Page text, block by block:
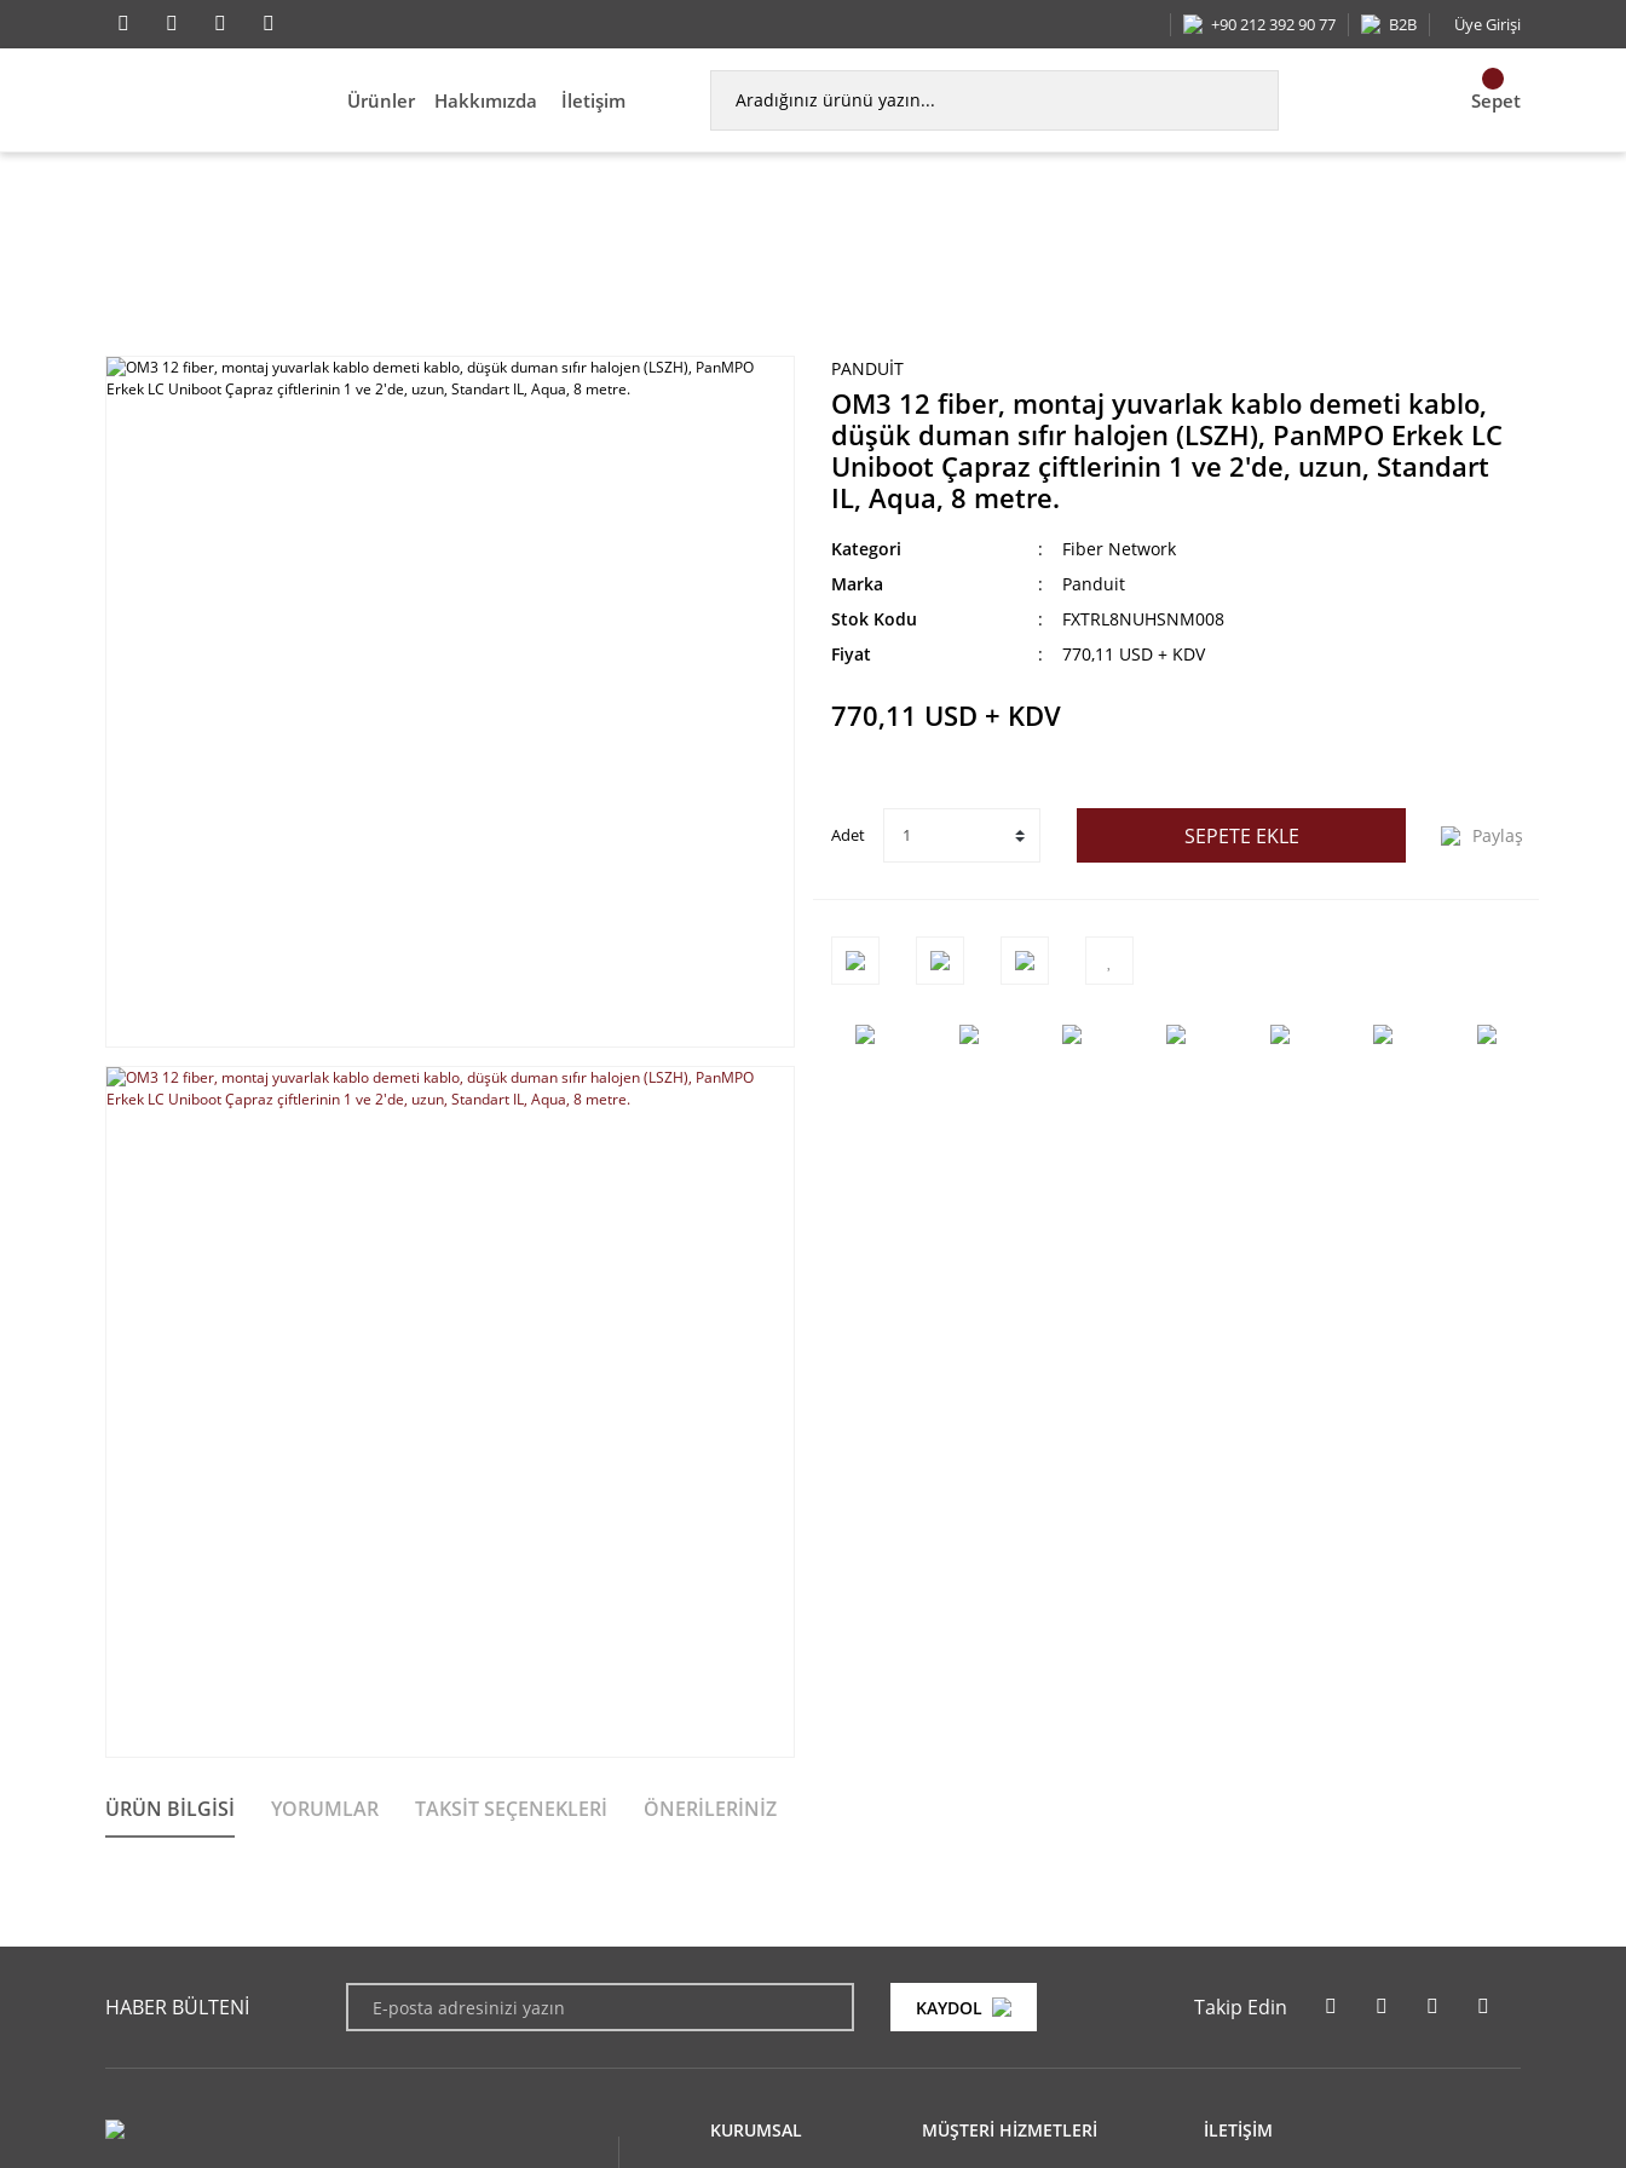
+90 212 392 90 77 B2B Üye Girişi
Ürünler Hakkımızda İletişim Sepet
PANDUIT
OM3 12 fiber, montaj yuvarlak kablo demeti kablo,
düşük duman sıfır halojen (LSZH), PanMPO Erkek LC
Uniboot Çapraz çiftlerinin 1 ve 2'de, uzun, Standart
IL, Aqua, 8 metre.
Kategori
Fiber Network
Marka
Panduit
Stok Kodu
FXTRL8NUHSNM008
Fiyat
770,11 USD + KDV
770,11 USD + KDV
Adet SEPETE EKLE Paylaş
ÜRÜN BILGISI YORUMLAR TAKSIT SEÇENEKLERI ÖNERILERINIZ
Yorum Yaz
Görüş ve önerileriniz için teşekkür ederiz.
Ürün açıklamasında eksik bilgiler bulunuyor.
HABER BÜLTENİ KAYDOL Takip Edin
KURUMSAL MÜŞTERİ HİZMETLERİ İLETİŞİM